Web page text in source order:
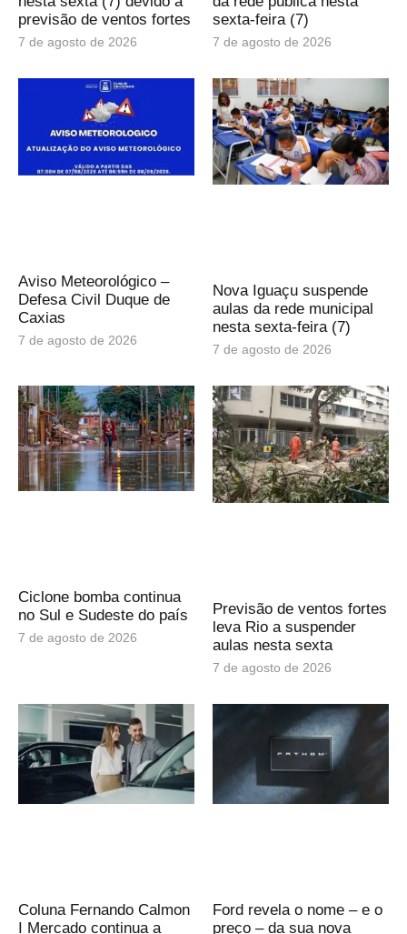
previsão de ventos fortes
7 de agosto de 2026
sexta-feira (7)
7 de agosto de 2026
Aviso Meteorológico –
Defesa Civil Duque de
Caxias
7 de agosto de 2026
Nova Iguaçu suspende
aulas da rede municipal
nesta sexta-feira (7)
7 de agosto de 2026
Ciclone bomba continua
no Sul e Sudeste do país
7 de agosto de 2026
Previsão de ventos fortes
leva Rio a suspender
aulas nesta sexta
7 de agosto de 2026
Coluna Fernando Calmon
I Mercado continua a
Ford revela o nome – e o
preço – da sua nova